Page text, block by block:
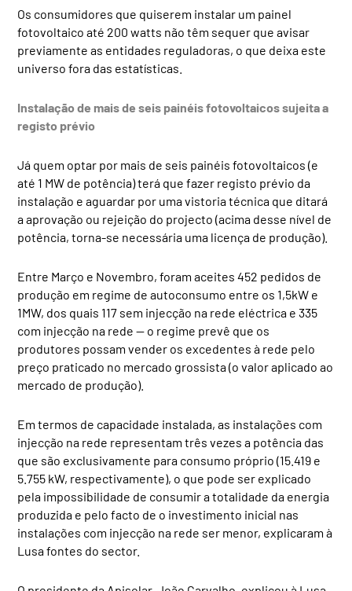
Os consumidores que quiserem instalar um painel
fotovoltaico até 200 watts não têm sequer que avisar
previamente as entidades reguladoras, o que deixa este
universo fora das estatísticas.
Instalação de mais de seis painéis fotovoltaicos sujeita a
registo prévio
Já quem optar por mais de seis painéis fotovoltaicos (e
até 1 MW de potência) terá que fazer registo prévio da
instalação e aguardar por uma vistoria técnica que ditará
a aprovação ou rejeição do projecto (acima desse nível de
potência, torna-se necessária uma licença de produção).
Entre Março e Novembro, foram aceites 452 pedidos de
produção em regime de autoconsumo entre os 1,5kW e
1MW, dos quais 117 sem injecção na rede eléctrica e 335
com injecção na rede — o regime prevê que os
produtores possam vender os excedentes à rede pelo
preço praticado no mercado grossista (o valor aplicado ao
mercado de produção).
Em termos de capacidade instalada, as instalações com
injecção na rede representam três vezes a potência das
que são exclusivamente para consumo próprio (15.419 e
5.755 kW, respectivamente), o que pode ser explicado
pela impossibilidade de consumir a totalidade da energia
produzida e pelo facto de o investimento inicial nas
instalações com injecção na rede ser menor, explicaram à
Lusa fontes do sector.